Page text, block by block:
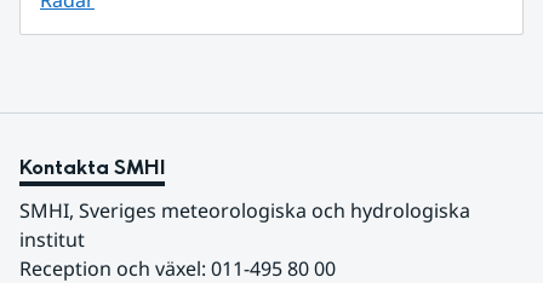
Kontakta SMHI
SMHI, Sveriges meteorologiska och hydrologiska
institut
Reception och växel: 011-495 80 00